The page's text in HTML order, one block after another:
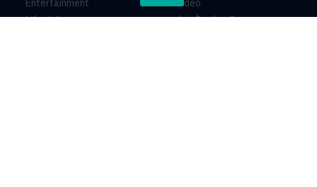
Entertainment
Lifestyle
Video
ร่วมด้วยช่วยกัน